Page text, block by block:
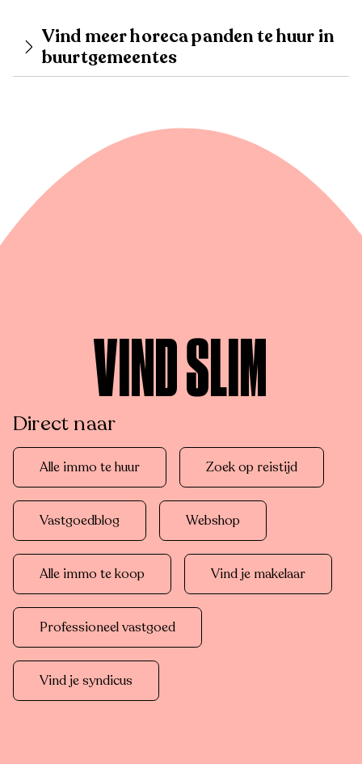
Vind meer horeca panden te huur in
buurtgemeentes
VIND SLIM
Direct naar
Alle immo te huur Zoek op reistijd
Vastgoedblog Webshop
Alle immo te koop Vind je makelaar
Professioneel vastgoed
Vind je syndicus